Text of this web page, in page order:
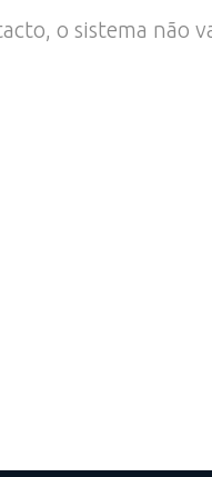
o sistema não